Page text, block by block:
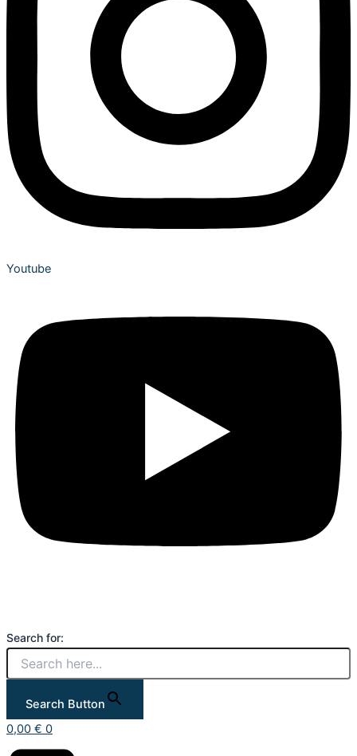
Youtube
Search for:
Search Button
0,00 € 0